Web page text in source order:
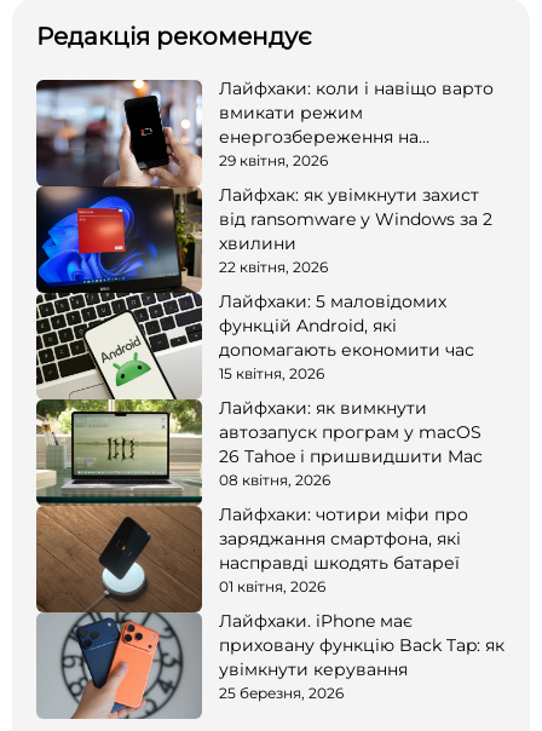
Редакція рекомендує
Лайфхаки: коли і навіщо варто
вмикати режим
енергозбереження на
смартфоні
29 квітня, 2026
Лайфхак: як увімкнути захист
від ransomware у Windows за 2
хвилини
22 квітня, 2026
Лайфхаки: 5 маловідомих
функцій Android, які
допомагають економити час
15 квітня, 2026
Лайфхаки: як вимкнути
автозапуск програм у macOS
26 Tahoe і пришвидшити Mac
08 квітня, 2026
Лайфхаки: чотири міфи про
заряджання смартфона, які
насправді шкодять батареї
01 квітня, 2026
Лайфхаки. iPhone має
приховану функцію Back Tap: як
увімкнути керування
25 березня, 2026